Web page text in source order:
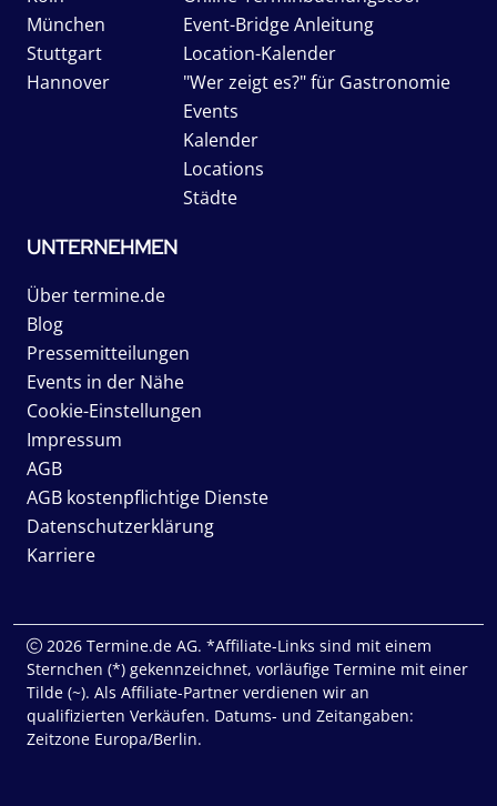
München
Stuttgart
Hannover
Event-Bridge Anleitung
Location-Kalender
"Wer zeigt es?" für Gastronomie
Events
Kalender
Locations
Städte
UNTERNEHMEN
Über termine.de
Blog
Pressemitteilungen
Events in der Nähe
Cookie-Einstellungen
Impressum
AGB
AGB kostenpflichtige Dienste
Datenschutzerklärung
Karriere
2026 Termine.de AG. *Affiliate-Links sind mit einem
Sternchen (*) gekennzeichnet, vorläufige Termine mit einer
Tilde (~). Als Affiliate-Partner verdienen wir an
qualifizierten Verkäufen. Datums- und Zeitangaben:
Zeitzone Europa/Berlin.